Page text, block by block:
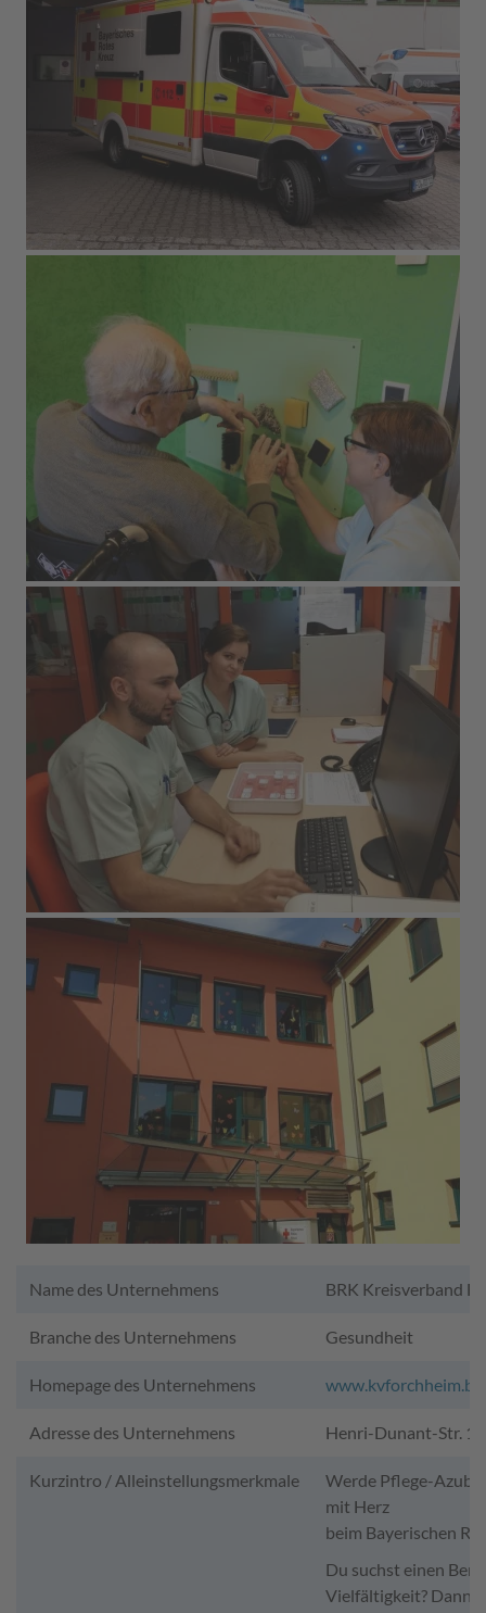
Name des Unternehmens BRK Kreisverband
Branche des Unternehmens Gesundheit
Homepage des Unternehmens
Adresse des Unternehmens Henri-Dunant-Str. 1,
Kurzintro / Alleinstellungsmerkmale
Werde Pflege-Azubi
mit Herz
beim Bayerischen
Du suchst einen
Vielfältigkeit? Dann